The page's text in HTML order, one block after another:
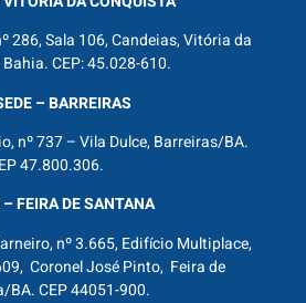
286, Sala 106, Candeias, Vitória da
CEP: 45.028-610.
– BARREIRAS
nº 737 – Vila Dulce, Barreiras/BA.
47.800.306.
FEIRA DE SANTANA
nº 3.665, Edifício Multiplace,
Coronel José Pinto, Feira de
BA. CEP 44051-900.